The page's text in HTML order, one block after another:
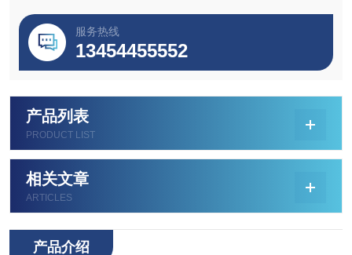
服务热线
13454455552
产品列表
PRODUCT LIST
相关文章
ARTICLES
产品介绍